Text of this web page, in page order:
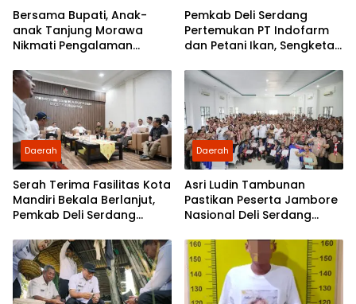
Bersama Bupati, Anak-
anak Tanjung Morawa
Nikmati Pengalaman
Pemkab Deli Serdang
Pertemukan PT Indofarm
dan Petani Ikan, Sengketa
Daerah
Serah Terima Fasilitas Kota
Mandiri Bekala Berlanjut,
Pemkab Deli Serdang
Daerah
Asri Ludin Tambunan
Pastikan Peserta Jambore
Nasional Deli Serdang
Biaya